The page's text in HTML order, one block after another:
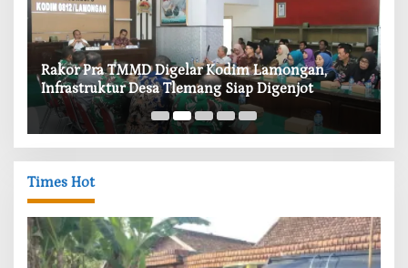
‎Rakor Pra TMMD Digelar Kodim Lamongan,
Infrastruktur Desa Tlemang Siap Digenjot
Times Hot